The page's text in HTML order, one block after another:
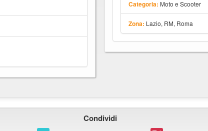
Categoria: Moto e Scooter
Zona: Lazio, RM, Roma
Condividi